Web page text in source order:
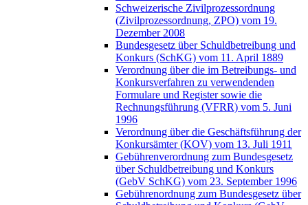
Schweizerische Zivilprozessordnung
(Zivilprozessordnung, ZPO) vom 19.
Dezember 2008
Bundesgesetz über Schuldbetreibung und
Konkurs (SchKG) vom 11. April 1889
Verordnung über die im Betreibungs- und
Konkursverfahren zu verwendenden
Formulare und Register sowie die
Rechnungsführung (VFRR) vom 5. Juni
1996
Verordnung über die Geschäftsführung der
Konkursämter (KOV) vom 13. Juli 1911
Gebührenverordnung zum Bundesgesetz
über Schuldbetreibung und Konkurs
(GebV SchKG) vom 23. September 1996
Gebührenordnung zum Bundesgesetz über